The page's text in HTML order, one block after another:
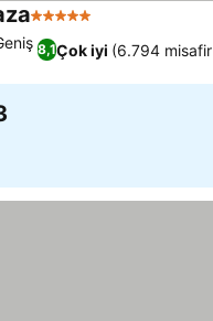
5 Yıldız
8,1Çok iyi (6.794 misafir